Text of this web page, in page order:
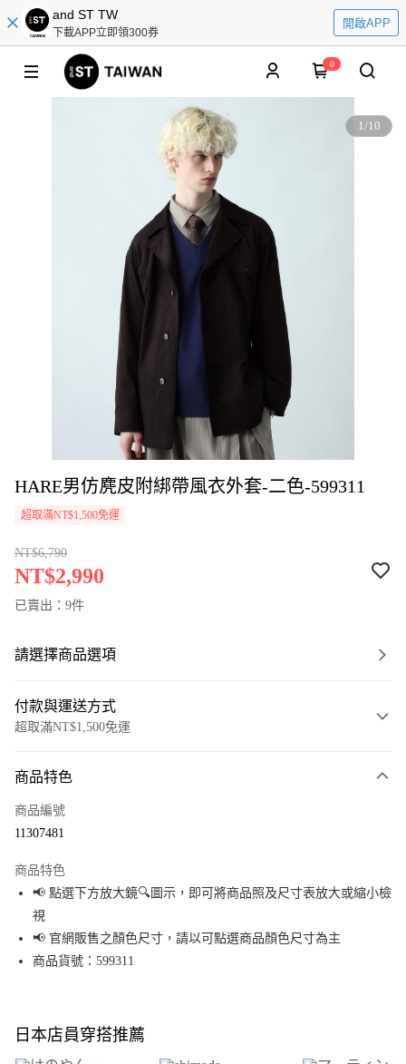
and ST TW
下載APP立即領300券
開啟APP
0
1/10
HARE男仿麂皮附綁帶風衣外套-二色-599311
超取滿NT$1,500免運
NT$6,790
NT$2,990
已賣出：9件
請選擇商品選項
付款與運送方式
超取滿NT$1,500免運
信用卡一次付款
Apple Pay
街口支付
悠遊付
全盈+PAY
大哥付你分期
商品特色
商品編號
11307481
商品特色
📢 點選下方放大鏡🔍圖示，即可將商品照及尺寸表放大或縮小檢
視
📢 官網販售之顏色尺寸，請以可點選商品顏色尺寸為主
商品貨號：599311
日本店員穿搭推薦